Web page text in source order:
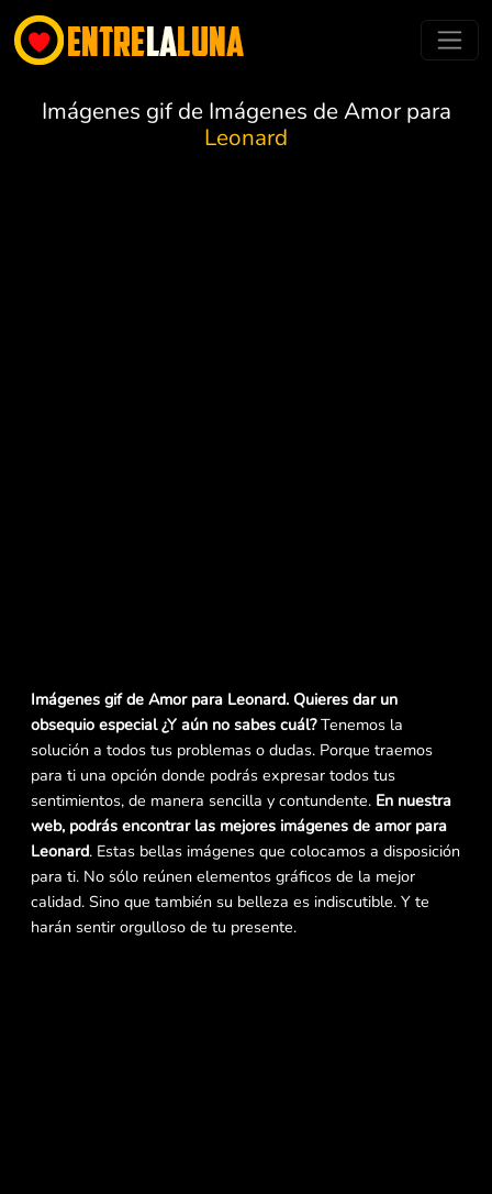
Imágenes gif de Imágenes de Amor para
Leonard
Imágenes gif de Amor para Leonard. Quieres dar un
obsequio especial ¿Y aún no sabes cuál?Tenemos la
solución a todos tus problemas o dudas. Porque traemos
para ti una opción donde podrás expresar todos tus
sentimientos, de manera sencilla y contundente. En nuestra
web, podrás encontrar las mejores imágenes de amor para
Leonard. Estas bellas imágenes que colocamos a disposición
para ti. No sólo reúnen elementos gráficos de la mejor
calidad. Sino que también su belleza es indiscutible. Y te
harán sentir orgulloso de tu presente.